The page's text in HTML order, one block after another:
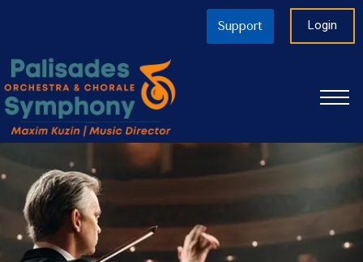
Support Login